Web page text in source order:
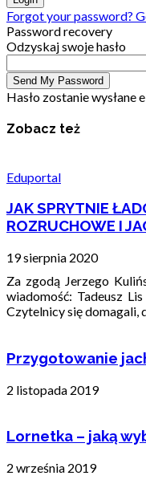
Forgot your password?
Password recovery
Odzyskaj swoje hasło
Hasło zostanie wysłane
Zobacz też
Eduportal
JAK SPRYTNIE
ROZRUCHOWE I
19 sierpnia 2020
Za zgodą Jerzego
wiadomość: Tadeusz
Czytelnicy się domagali,
Przygotowanie
2 listopada 2019
Lornetka – jaką
2 września 2019